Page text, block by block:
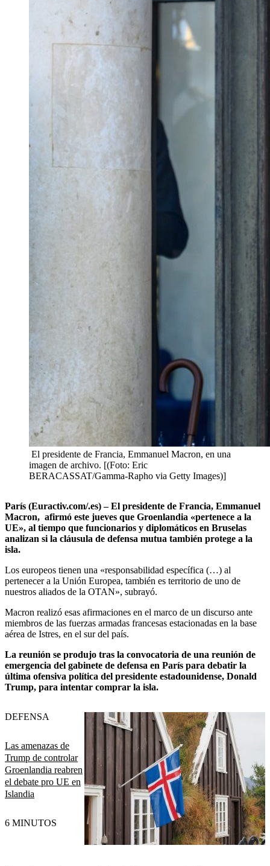
El presidente de Francia, Emmanuel Macron, en una
imagen de archivo. [(Foto: Eric
BERACASSAT/Gamma-Rapho via Getty Images)]
París (Euractiv.com/.es) – El presidente de Francia, Emmanuel
Macron, afirmó este jueves que Groenlandia «pertenece a la
UE», al tiempo que funcionarios y diplomáticos en Bruselas
analizan si la cláusula de defensa mutua también protege a la
isla.
Los europeos tienen una «responsabilidad específica (…) al
pertenecer a la Unión Europea, también es territorio de uno de
nuestros aliados de la OTAN», subrayó.
Macron realizó esas afirmaciones en el marco de un discurso ante
miembros de las fuerzas armadas francesas estacionadas en la base
aérea de Istres, en el sur del país.
La reunión se produjo tras la convocatoria de una reunión de
emergencia del gabinete de defensa en París para debatir la
última ofensiva política del presidente estadounidense, Donald
Trump, para intentar comprar la isla.
Las amenazas de
Trump de controlar
Groenlandia reabren
el debate pro UE en
Islandia
DEFENSA
6 MINUTOS